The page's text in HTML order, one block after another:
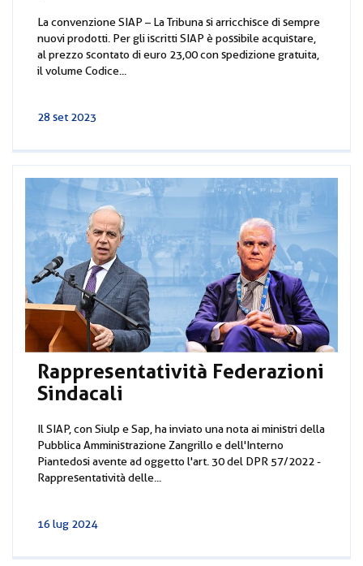
La convenzione SIAP – La Tribuna si arricchisce di sempre
nuovi prodotti. Per gli iscritti SIAP è possibile acquistare,
al prezzo scontato di euro 23,00 con spedizione gratuita,
il volume Codice...
28 set 2023
Rappresentatività Federazioni
Sindacali
Il SIAP, con Siulp e Sap, ha inviato una nota ai ministri della
Pubblica Amministrazione Zangrillo e dell'Interno
Piantedosi avente ad oggetto l'art. 30 del DPR 57/2022 -
Rappresentatività delle...
16 lug 2024